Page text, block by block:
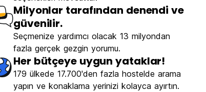
Milyonlar tarafından denendi ve
güvenilir.
Seçmenize yardımcı olacak 13 milyondan
fazla gerçek gezgin yorumu.
Her bütçeye uygun yataklar!
179 ülkede 17.700'den fazla hostelde arama
yapın ve konaklama yerinizi kolayca ayırtın.